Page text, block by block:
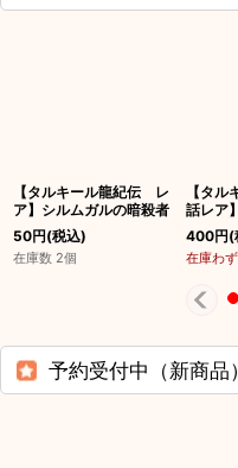
【タルキール龍紀伝 レ
ア】シルムガルの暗殺者
50円(税込)
在庫数 2個
【タ
話レア
400円(
在庫わ
予約受付中（新商品）